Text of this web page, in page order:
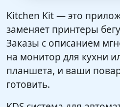
Kitchen Kit — это
заменяет принтеры
Заказы с описанием
на монитор для кухни
планшета, и ваши
готовить.